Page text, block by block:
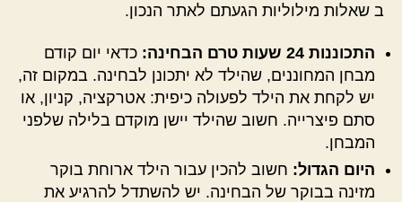
ב שאלות מילוליות הגעתם לאתר הנכון.
התכוננות 24 שעות טרם הבחינה:
כדאי יום קודם
מבחן המחוננים, שהילד לא יתכונן לבחינה. במקום זה,
יש לקחת את הילד לפעולה כיפית: אטרקציה, קניון, או
סתם פיצרייה. חשוב שהילד יישן מוקדם בלילה שלפני
המבחן.
היום הגדול: חשוב להכין עבור הילד ארוחת בוקר
מזינה בבוקר של הבחינה. יש להשתדל להרגיע את